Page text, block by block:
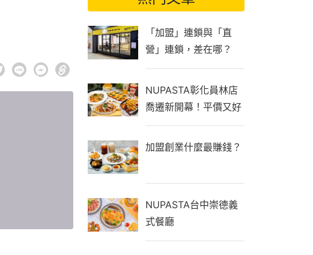
「加盟」連鎖與「直
營」連鎖，差在哪？
NUPASTA彰化員林店
喬遷新開幕！平價又好
吃還有機器人送餐，免
收服務費
加盟創業什麼最賺錢？
NUPASTA台中崇德義
式餐廳